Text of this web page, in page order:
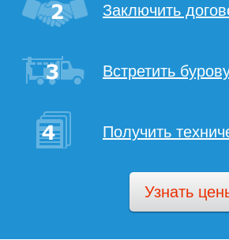
Заключить
Встретить
Получить
Узнать